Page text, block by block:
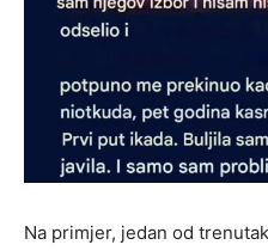
Na primjer, jedan od